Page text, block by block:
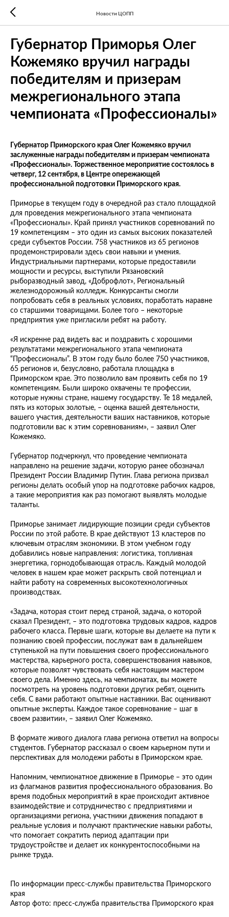
Новости ЦОПП
Губернатор Приморья Олег
Кожемяко вручил награды
победителям и призерам
межрегионального этапа
чемпионата «Профессионалы»
Губернатор Приморского края Олег Кожемяко вручил
заслуженные награды победителям и призерам чемпионата
«Профессионалы». Торжественное мероприятие состоялось в
четверг, 12 сентября, в Центре опережающей
профессиональной подготовки Приморского края.
Приморье в текущем году в очередной раз стало площадкой
для проведения межрегионального этапа чемпионата
«Профессионалы». Край принял участников соревнований по
19 компетенциям – это один из самых высоких показателей
среди субъектов России. 758 участников из 65 регионов
продемонстрировали здесь свои навыки и умения.
Индустриальными партнерами, которые предоставили
мощности и ресурсы, выступили Рязановский
рыборазводный завод, «Доброфлот», Региональный
железнодорожный колледж. Конкурсанты смогли
попробовать себя в реальных условиях, поработать наравне
со старшими товарищами. Более того – некоторые
предприятия уже пригласили ребят на работу.
«Я искренне рад видеть вас и поздравить с хорошими
результатами межрегионального этапа чемпионата
“Профессионалы”. В этом году было более 750 участников,
65 регионов и, безусловно, работала площадка в
Приморском крае. Это позволило вам проявить себя по 19
компетенциям. Были широко охвачены те профессии,
которые нужны стране, нашему государству. Те 18 медалей,
пять из которых золотые, – оценка вашей деятельности,
вашего участия, деятельности ваших наставников, которые
подготовили вас к этим соревнованиям», – заявил Олег
Кожемяко.
Губернатор подчеркнул, что проведение чемпионата
направлено на решение задачи, которую ранее обозначал
Президент России Владимир Путин. Глава региона призвал
регионы делать особый упор на подготовке рабочих кадров,
а такие мероприятия как раз помогают выявлять молодые
таланты.
Приморье занимает лидирующие позиции среди субъектов
России по этой работе. В крае действуют 13 кластеров по
ключевым отраслям экономики. В этом учебном году
добавились новые направления: логистика, топливная
энергетика, горнодобывающая отрасль. Каждый молодой
человек в нашем крае может раскрыть свой потенциал и
найти работу на современных высокотехнологичных
производствах.
«Задача, которая стоит перед страной, задача, о которой
сказал Президент, – это подготовка трудовых кадров, кадров
рабочего класса. Первые шаги, которые вы делаете на пути к
познанию своей профессии, послужат вам в дальнейшем
ступенькой на пути повышения своего профессионального
мастерства, карьерного роста, совершенствования навыков,
которые позволят чувствовать себя настоящим мастером
своего дела. Именно здесь, на чемпионатах, вы можете
посмотреть на уровень подготовки других ребят, оценить
себя. С вами работают опытные наставники. Вас оценивают
опытные эксперты. Каждое такое соревнование – шаг в
своем развитии», – заявил Олег Кожемяко.
В формате живого диалога глава региона ответил на вопросы
студентов. Губернатор рассказал о своем карьерном пути и
перспективах для молодежи работы в Приморском крае.
Напомним, чемпионатное движение в Приморье – это один
из флагманов развития профессионального образования. Во
время подобных мероприятий в крае происходит активное
взаимодействие и сотрудничество с предприятиями и
организациями региона, участники движения попадают в
реальные условия и получают практические навыки работы,
что помогает сократить период адаптации при
трудоустройстве и делает их конкурентоспособными на
рынке труда.
По информации пресс-службы правительства Приморского
края
Автор фото: пресс-служба правительства Приморского края